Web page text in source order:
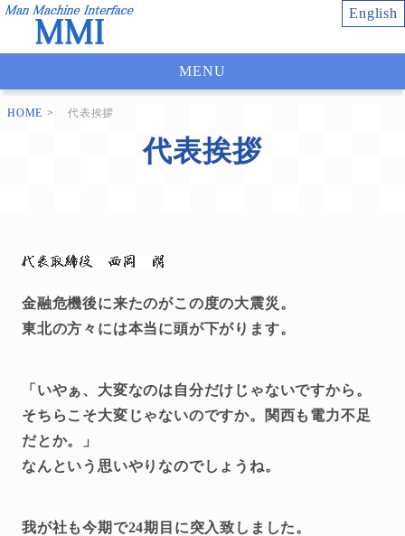
English
MENU
代表挨拶
HOME 代表挨拶
金融危機後に来たのがこの度の大震災。
東北の方々には本当に頭が下がります。
「いやぁ、大変なのは自分だけじゃないですから。
そちらこそ大変じゃないのですか。関西も電力不足
だとか。」
なんという思いやりなのでしょうね。
我が社も今期で24期目に突入致しました。